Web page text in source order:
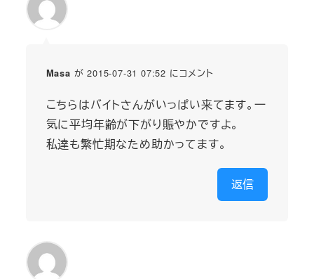
Masa が 2015-07-31 07:52 にコメント
こちらはバイトさんがいっぱい来てます。一
気に平均年齢が下がり賑やかですよ。
私達も繁忙期なため助かってます。
返信